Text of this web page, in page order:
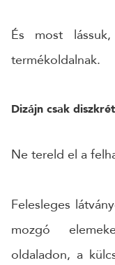
És most
termékoldalnak.
Dizájn csak
Ne tereld el a
Felesleges
mozgó
oldaladon, a